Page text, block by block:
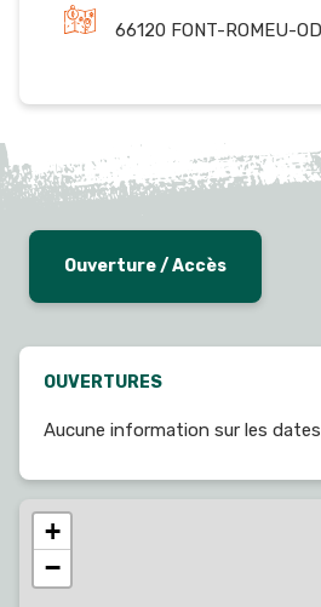
66120 FONT-ROMEU-
Ouverture / Accès
OUVERTURES
Aucune information sur les
+
−